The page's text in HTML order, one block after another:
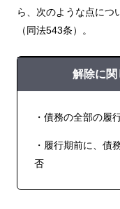
ら、次のような点につ
（同法543条）。
解除に関
・債務の全部の履
・履行期前に、債
否